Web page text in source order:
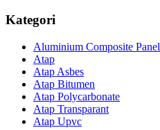
Kategori
Aluminium Composite Panel
Atap
Atap Asbes
Atap Bitumen
Atap Polycarbonate
Atap Transparant
Atap Upvc